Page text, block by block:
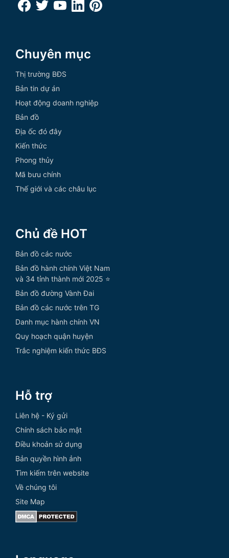
Chuyên mục
Thị trường BĐS
Bản tin dự án
Hoạt động doanh nghiệp
Bản đồ
Địa ốc đó đây
Kiến thức
Phong thủy
Mã bưu chính
Thế giới và các châu lục
Chủ đề HOT
Bản đồ các nước
Bản đồ hành chính Việt Nam
và 34 tỉnh thành mới 2025 ⭐
Bản đồ đường Vành Đai
Bản đồ các nước trên TG
Danh mục hành chính VN
Quy hoạch quận huyện
Trắc nghiệm kiến thức BĐS
Hỗ trợ
Liên hệ - Ký gửi
Chính sách bảo mật
Điều khoản sử dụng
Bản quyền hình ảnh
Tìm kiếm trên website
Về chúng tôi
Site Map